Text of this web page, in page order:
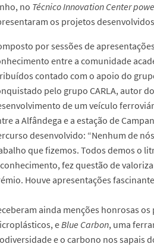
no Técnico Innovation Center
os projetos
por sessões de
entre a comunidade
contado com o apoio do
pelo grupo CARLA, autor
de um veículo
a Alfândega e a estação de
desenvolvido: “Nenhum de
que fizemos. Todos demos o
fez questão de
Houve apresentações
ainda menções honrosas
eBlue Carbon, uma
e o carbono nos sapais